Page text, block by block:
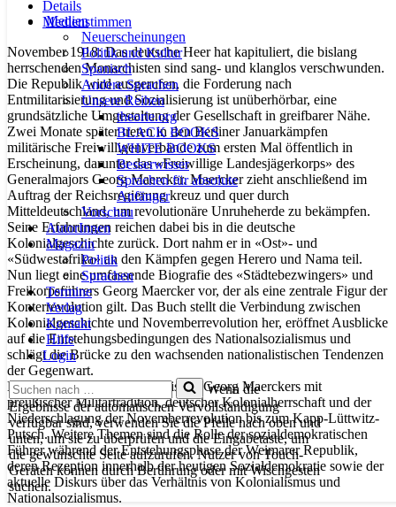
Medien
Neuerscheinungen
Politik und Kultur
Spanisch
Andere Sprachen
Unsere Reihen
theorie.org
BLACK BOOKS
WHITE BOOKS
Besserwisser
Sprachen für absolute
Anfänger
Vorschau
AutorInnen
Magazin
Politik
Sprachen
Termine
Verlag
Kontakt
Hilfe
Login
Suchen
nach …
Wenn die
Ergebnisse der automatischen Vervollständigung
verfügbar sind, verwenden Sie die Pfeile nach oben und
unten, um sie zu überprüfen und die Eingabetaste, um
die gewünschte Seite aufzurufen. Nutzer von Touch-
Geräten können durch Berührung oder mit Wischgesten
suchen.
Details
Medienstimmen
November 1918: Das deutsche Heer hat kapituliert, die bislang
herrschenden Monarchisten sind sang- und klanglos verschwunden.
Die Republik wird ausgerufen, die Forderung nach
Entmilitarisierung und Sozialisierung ist unüberhörbar, eine
grundsätzliche Umgestaltung der Gesellschaft in greifbarer Nähe.
Zwei Monate später treten in den Berliner Januarkämpfen
militärische Freiwilligenverbände zum ersten Mal öffentlich in
Erscheinung, darunter das «Freiwillige Landesjägerkorps» des
Generalmajors Georg Maercker. Maercker zieht anschließend im
Auftrag der Reichsregierung kreuz und quer durch
Mitteldeutschland, um revolutionäre Unruheherde zu bekämpfen.
Seine Erfahrungen reichen dabei bis in die deutsche
Kolonialgeschichte zurück. Dort nahm er in «Ost»- und
«Südwestafrika» an den Kämpfen gegen Herero und Nama teil.
Nun liegt eine umfassende Biografie des «Städtebezwingers» und
Freikorpsführers Georg Maercker vor, der als eine zentrale Figur der
Konterrevolution gilt. Das Buch stellt die Verbindung zwischen
Kolonialgeschichte und Novemberrevolution her, eröffnet Ausblicke
auf die Entstehungsbedingungen des Nationalsozialismus und
schlägt die Brücke zu den wachsenden nationalistischen Tendenzen
der Gegenwart.
Der Autor befasst sich am Beispiel Georg Maerckers mit
preußischer Militärtradition, deutscher Kolonialherrschaft und der
Niederschlagung der Novemberrevolution bis zum Kapp-Lüttwitz-
Putsch. Weitere Themen sind die Rolle der sozialdemokratischen
Führer während der Entstehungsphase der Weimarer Republik,
deren Rezeption innerhalb der heutigen Sozialdemokratie sowie der
aktuelle Diskurs über das Verhältnis von Kolonialismus und
Nationalsozialismus.